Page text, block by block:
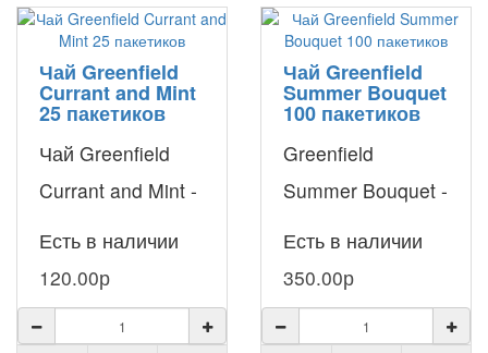
Чай Greenfield
Currant and Mint
25 пакетиков
Чай Greenfield
Currant and Mint -
ценителей
оригинальных
Есть в наличии
120.00р
Чай Greenfield
Summer Bouquet
100 пакетиков
Greenfield
Summer Bouquet -
жаркого лета!
Этот солнечный,
Есть в наличии
350.00р